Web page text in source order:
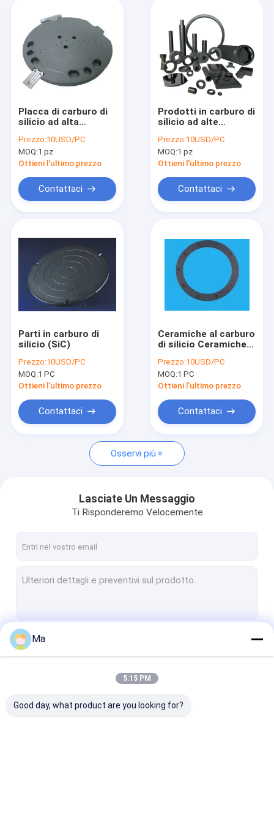
Circa noi
Giro della fabbrica
Notizie
Casi
Elementi riscaldanti sic
Parti ceramiche industriali
Nitruro di boro ceramico
vetro lavorabile a macchina di macor ceramico
ceramica del carburo di silicio
Materiale refrattario
Placca di carburo di
silicio ad alta
con eccezionale
resistenza
all'erosione e bassa
per applicazioni
industriali
Prezzo:10USD/PC
MOQ:1 pz
Ottieni l'ultimo prezzo
Contattaci
Prodotti in carburo di
silicio ad alte
elevata resistenza
alle alte
temperature,
corrosione e elevata
resistenza
Prezzo:10USD/PC
MOQ:1 pz
Ottieni l'ultimo prezzo
Contattaci
Parti in carburo di
silicio (SiC)
Prezzo:10USD/PC
MOQ:1 PC
Ottieni l'ultimo prezzo
Contattaci
Ceramiche al carburo
di silicio Ceramiche
Prezzo:10USD/PC
MOQ:1 PC
Ottieni l'ultimo prezzo
Contattaci
Osservi più
Lasciate Un Messaggio
Ti Risponderemo Velocemente
Ma
5:15 PM
Good day, what product are you looking for?